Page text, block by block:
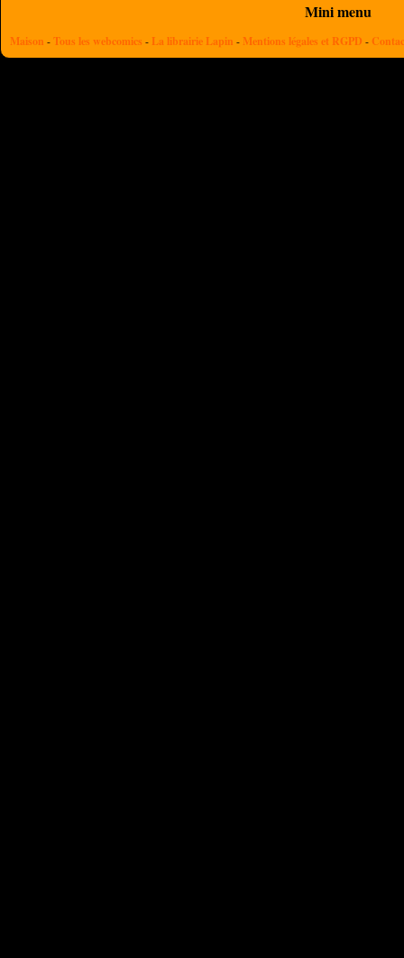
Mini menu
Maison -Tous les webcomics - La librairie Lapin - Mentions légales et RGPD -